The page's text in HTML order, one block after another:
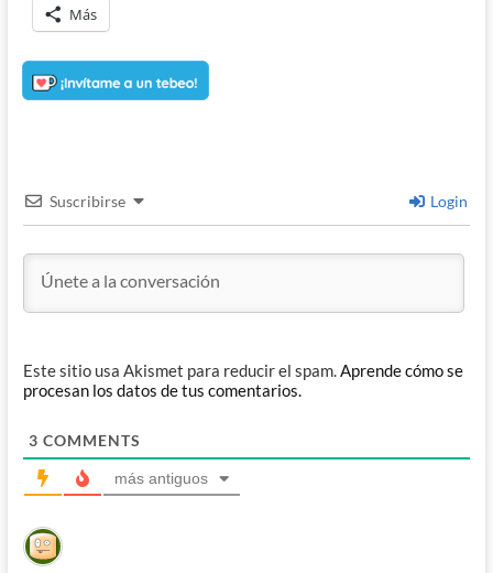
Más
Suscribirse Login
Este sitio usa Akismet para reducir el spam.Aprende cómo se
procesan los datos de tus comentarios.
3 COMMENTS
más antiguos